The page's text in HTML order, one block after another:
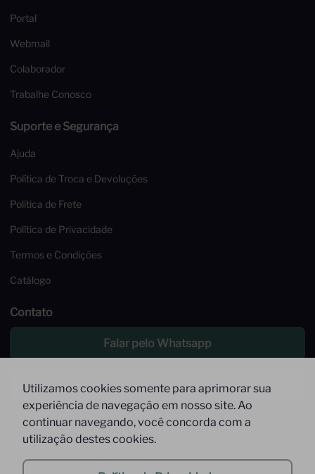
Utilizamos cookies somente para aprimorar sua
experiência de navegação em nosso site. Ao
continuar navegando, você concorda com a
utilização destes cookies.
Portal
Webmail
Colaborador
Trabalhe Conosco
Suporte e Segurança
Ajuda
Política de Troca e Devoluções
Política de Frete
Política de Privacidade
Termos e Condições
Catálogo
Contato
Falar pelo Whatsapp
Enviar um email
Atendimento de Segunda à Sexta,
das 09 às 17h
Whatsapp: (11) 9 9278-9369
faleconosco@interfood.com.br